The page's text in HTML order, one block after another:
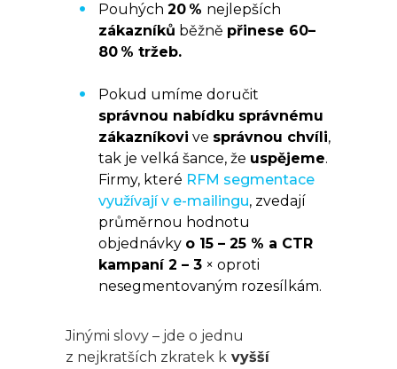
Pouhých 20 % nejlepších
zákazníků běžně přinese 60–
80 % tržeb.
Pokud umíme doručit
správnou nabídku správnému
zákazníkovi ve správnou chvíli,
tak je velká šance, že uspějeme.
Firmy, které RFM segmentace
využívají v e-mailingu, zvedají
průměrnou hodnotu
objednávky o 15 – 25 % a CTR
kampaní 2 – 3 × oproti
nesegmentovaným rozesílkám.
Jinými slovy – jde o jednu
z nejkratších zkratek k vyšší